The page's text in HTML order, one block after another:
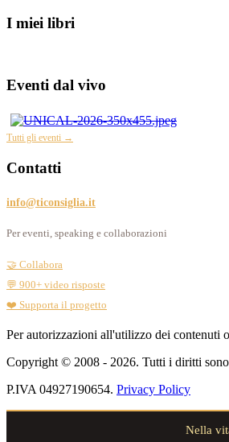
I miei libri
Eventi dal vivo
Tutti gli eventi →
Contatti
info@ticonsiglia.it
Per eventi, speaking e collaborazioni
🤝 Collabora
💬 900+ video risposte
❤️ Supporta il progetto
Per autorizzazioni all'utilizzo dei contenuti
Copyright © 2008 - 2026. Tutti i diritti
P.IVA 04927190654. Privacy Policy
Nella